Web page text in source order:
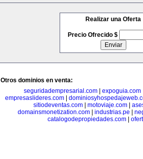
Realizar una Oferta
Precio Ofrecido $
Otros dominios en venta:
seguridadempresarial.com
expoguia.com
empresaslideres.com|
sitiodeventas.com
motoviaje.com
domainsmonetization.com| industrias.pe
catalogodepropiedades.com